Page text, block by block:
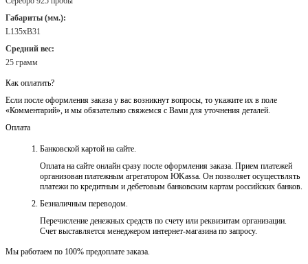
Габариты (мм.):
L135хB31
Средний вес:
25 грамм
Как оплатить?
Если после оформления заказа у вас возникнут вопросы, то укажите их в поле
«Комментарий», и мы обязательно свяжемся с Вами для уточнения деталей.
Оплата
Банковской картой на сайте.
Оплата на сайте онлайн сразу после оформления заказа. Прием платежей
организован платежным агрегатором ЮKassa. Он позволяет осуществлять
платежи по кредитным и дебетовым банковским картам российских банков.
Безналичным переводом.
Перечисление денежных средств по счету или реквизитам организации.
Счет выставляется менеджером интернет-магазина по запросу.
Мы работаем по 100% предоплате заказа.